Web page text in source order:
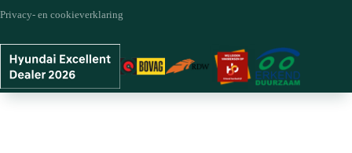
Privacy- en cookieverklaring